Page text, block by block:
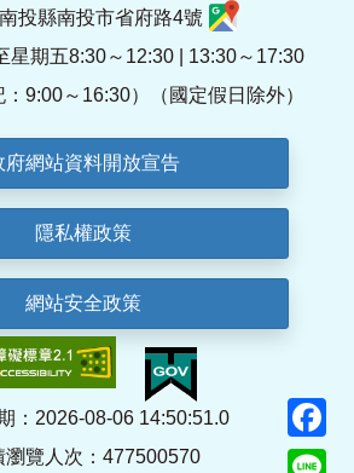
投縣南投市省府路4號
星期五8:30～12:30 | 13:30～17:30
：9:00～16:30）（國定假日除外）
府網站資料開放宣告
隱私權政策
網站安全政策
：2026-08-06 14:50:51.0
瀏覽人次：477500570